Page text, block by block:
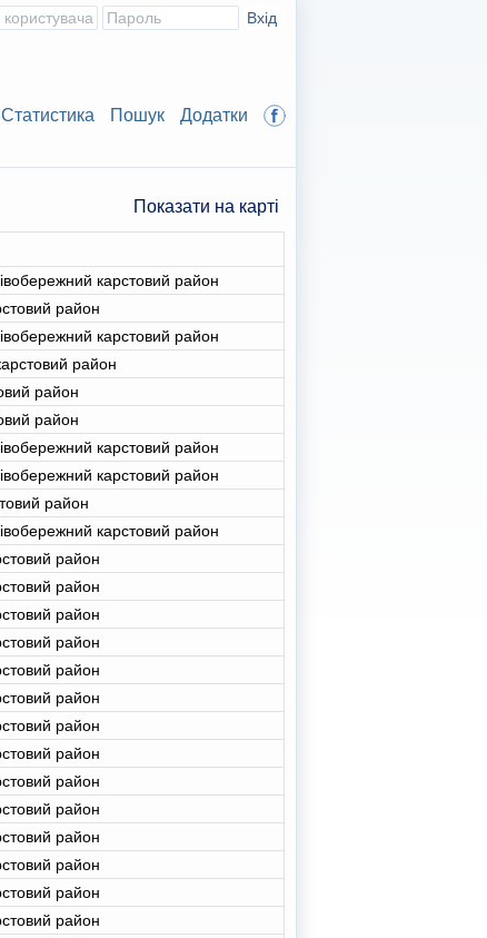
Статистика Пошук Додатки
Показати на карті
карстовий район
район
карстовий район
район
район
район
карстовий район
карстовий район
район
карстовий район
район
район
район
район
район
район
район
район
район
район
район
район
район
район